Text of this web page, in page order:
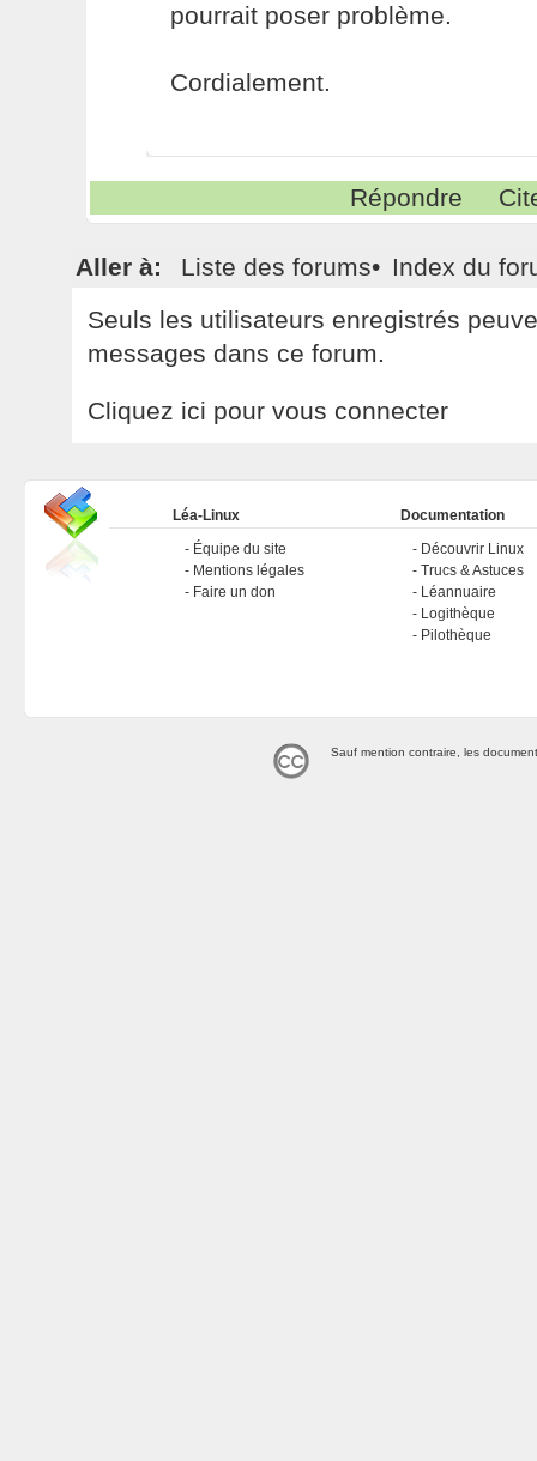
pourrait poser problème.
Cordialement.
Répondre
Aller à: Liste des forums• Index du
Seuls les utilisateurs enregistrés
messages dans ce forum.
Cliquez ici pour vous connecter
Léa-Linux
Équipe du site
Mentions légales
Faire un don
Documentation
Découvrir Linux
Trucs & Astuces
Léannuaire
Logithèque
Pilothèque
Sauf mention contraire, les